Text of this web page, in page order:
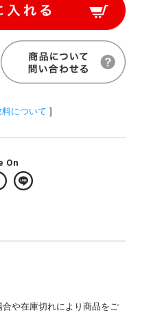
について ]
On
や在庫切れにより商品をご